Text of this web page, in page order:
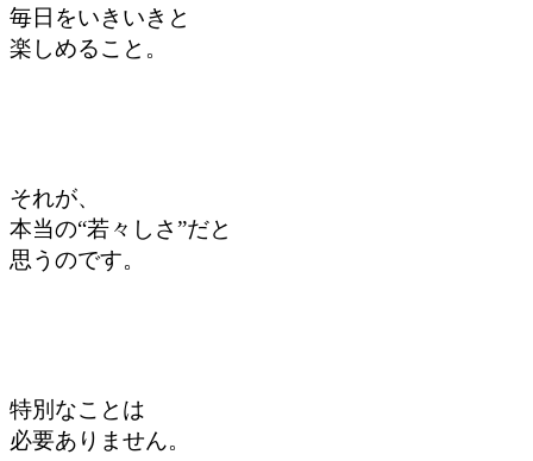
毎日をいきいきと
楽しめること。
それが、
本当の“若々しさ”だと
思うのです。
特別なことは
必要ありません。